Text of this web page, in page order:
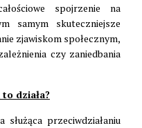
spojrzenie na
samym skuteczniejsze
zjawiskom społecznym,
czy zaniedbania
działa?
służąca przeciwdziałaniu